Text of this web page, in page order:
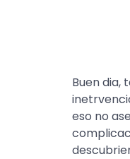
Buen dia,
eso no